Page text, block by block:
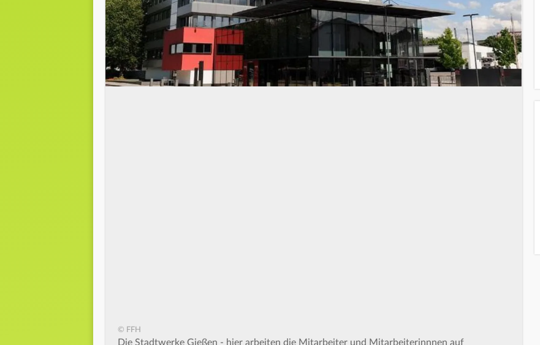
© FFH
Die Stadtwerke Gießen - hier arbeiten die Mitarbeiter und Mitarbeiterinnnen auf